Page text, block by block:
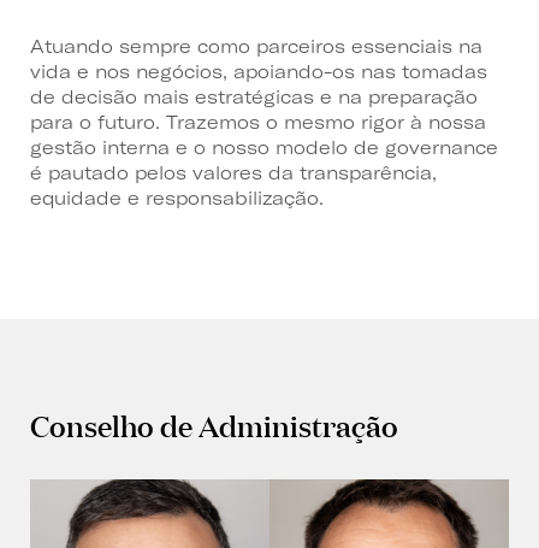
Atuando sempre como parceiros essenciais na
vida e nos negócios, apoiando-os nas tomadas
de decisão mais estratégicas e na preparação
para o futuro. Trazemos o mesmo rigor à nossa
gestão interna e o nosso modelo de governance
é pautado pelos valores da transparência,
equidade e responsabilização.
Conselho de Administração